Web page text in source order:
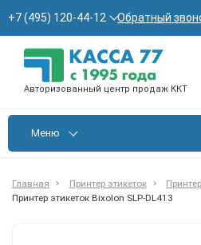
+7 (495) 120-44-12 Обратный
Авторизованный центр продаж ККТ
Меню
Главная Принтер этикеток
Принтер этикеток Bixolon SLP-DL413